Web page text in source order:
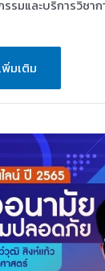
รรมและบริการวิชา
พิ่มเติม